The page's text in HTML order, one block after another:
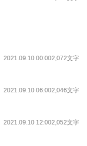
2021.09.10 00:002,072文字
2021.09.10 06:002,046文字
2021.09.10 12:002,052文字